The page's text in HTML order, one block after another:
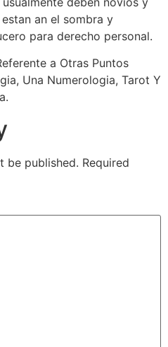
an el sombra y
para derecho personal.
a Otras Puntos
Una Numerologia, Tarot Y
be published. Required